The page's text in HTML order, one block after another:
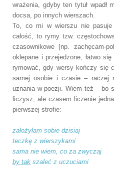
wrażenia, gdyby ten tytuł wpadł
docsa, po innych wierszach.
To, co mi w wierszu nie
całość, to rymy tzw.
czasownikowe [np. zachęcam-
oklepane i przejedzone, łatwo
rymować, gdy wersy kończy się
samej osobie i czasie – raczej
uznania w poezji. Wiem też – bo
liczysz, ale czasem liczenie
pierwszej strofie:
założyłam sobie dzisiaj
teczkę z wierszykami
sama nie wiem, co za zwyczaj
by tak szaleć z uczuciami